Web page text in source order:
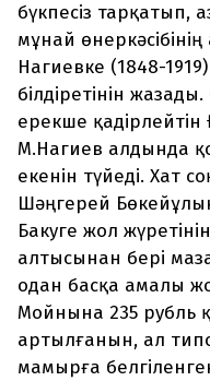
бүкпесіз тарқатып,
мұнай
Нагиевке (1848-
білдіретінін
ерекше
М.Нагиев алдында
екенін түйеді. Хат
Шәңгерей
Бакуге жол
алтысынан бері
одан басқа амалы
Мойнына 235 рубль
артылғанын, ал
мамырға